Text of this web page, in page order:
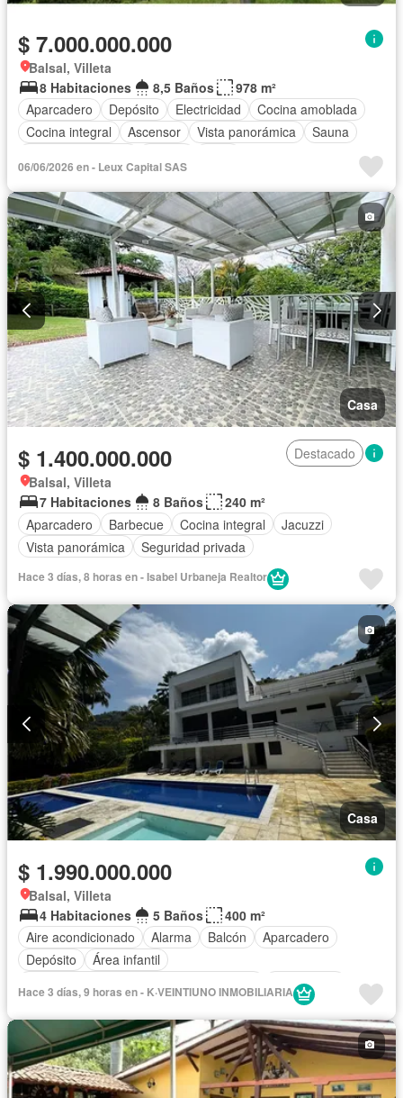
$ 7.000.000.000
Balsal, Villeta
8 Habitaciones
8,5 Baños
978 m²
Aparcadero
Depósito Electricidad
Cocina amoblada
Cocina integral
Ascensor Vista panorámica
Sauna
06/06/2026 en - Leux Capital SAS
Casa
$ 1.400.000.000
Destacado
Balsal, Villeta
7 Habitaciones
8 Baños
240 m²
Aparcadero
Barbecue Cocina integral
Jacuzzi
Vista panorámica
Seguridad privada
Hace 3 días, 8 horas en - Isabel Urbaneja Realtor
Casa
$ 1.990.000.000
Balsal, Villeta
4 Habitaciones
5 Baños
400 m²
Aire acondicionado
Alarma Balcón
Aparcadero
Depósito
Área infantil
Electricidad
Barbecue
Gimnasio
Cocina integral Internet Jacuzzi
Ascensor
Gas natural
Estudio Vista panorámica
Sauna
Seguridad privada
Cuarto de servicio
Piscina
Hace 3 días, 9 horas en - K·VEINTIUNO INMOBILIARIA